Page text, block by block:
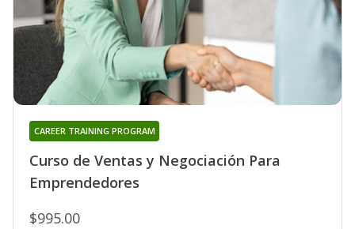
Curso de Ventas y Negociación Para
Emprendedores
CAREER TRAINING PROGRAM
$995.00